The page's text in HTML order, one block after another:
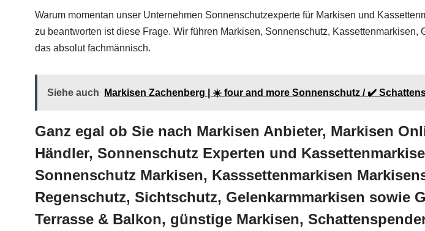
Warum momentan unser Unternehmen Sonnenschutzexperte für Markisen und
zu beantworten ist diese Frage. Wir führen Markisen, Sonnenschutz,
das absolut fachmännisch.
Siehe auch Markisen Zachenberg | ☀️ four and more Sonnenschutz / ✔️
Ganz egal ob Sie nach Markisen Anbieter, Markisen
Händler, Sonnenschutz Experten und
Sonnenschutz Markisen, Kasssettenmarkisen
Regenschutz, Sichtschutz, Gelenkarmmarkisen sowie
Terrasse & Balkon, günstige Markisen,